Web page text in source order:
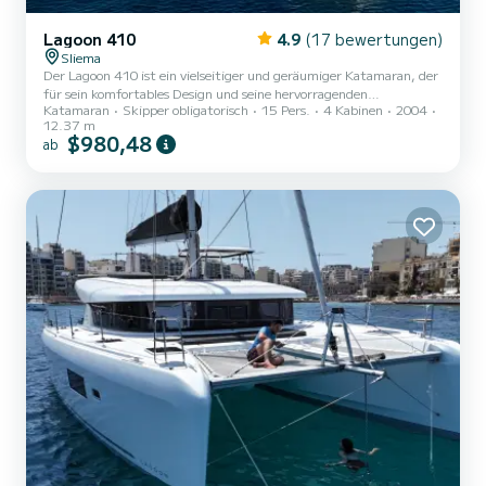
Lagoon 410 4.9 (17 bewertungen)
Sliema
Der Lagoon 410 ist ein vielseitiger und geräumiger Katamaran, der
für sein komfortables Design und seine hervorragenden
Segeleigenschaften geschätzt wird. Mit einer Gesamtlänge von 41
Fuß bietet dieser Kreuzfahrtkatamaran von Lagoon reichlich
Wohnraum und zahlreiche Annehmlichkeiten und ist damit die
großzügigen Kabinen und einem benutzerfreundlichen Layout,
wodur...
Katamaran Skipper obligatorisch 15 Pers. 4 Kabinen
2004
12.37 m
ab $980,48